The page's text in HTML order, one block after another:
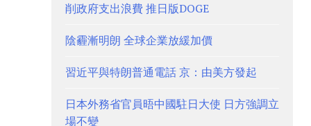
削政府支出浪費 推日版DOGE
陰霾漸明朗 全球企業放緩加價
習近平與特朗普通電話 京：由美方發起
日本外務省官員晤中國駐日大使 日方強調立
場不變